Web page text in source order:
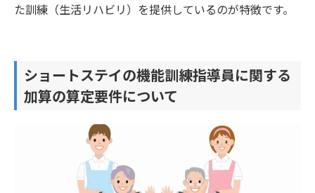
た訓練（生活リハビリ）を提供しているのが特徴です。
ショートステイの機能訓練指導員に関する
加算の算定要件について